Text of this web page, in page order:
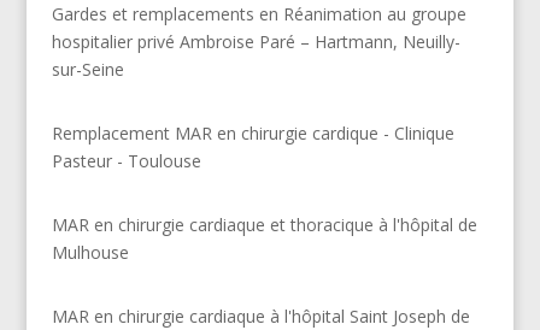
Gardes et remplacements en Réanimation au groupe
hospitalier privé Ambroise Paré – Hartmann, Neuilly-
sur-Seine
Remplacement MAR en chirurgie cardique - Clinique
Pasteur - Toulouse
MAR en chirurgie cardiaque et thoracique à l'hôpital de
Mulhouse
MAR en chirurgie cardiaque à l'hôpital Saint Joseph de